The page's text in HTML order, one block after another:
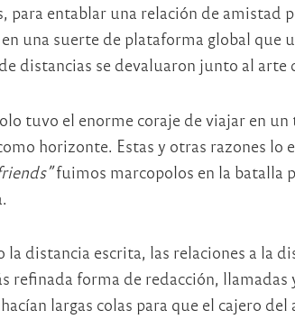
para entablar una relación de amistad
una suerte de plataforma global que
distancias se devaluaron junto al arte
tuvo el enorme coraje de viajar en
horizonte. Estas y otras razones
fuimos marcopolos en la batalla
la distancia escrita, las relaciones a la
refinada forma de redacción,
largas colas para que el cajero